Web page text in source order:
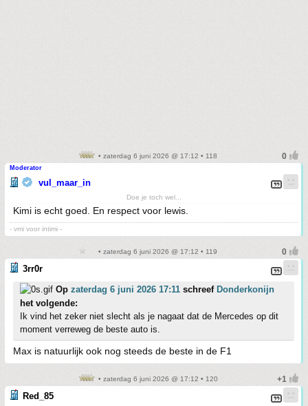
• zaterdag 6 juni 2026 @ 17:12 • 118
Moderator
vul_maar_in
Doe je toch wel...
Kimi is echt goed. En respect voor lewis.
- vmi voor intimi -
• zaterdag 6 juni 2026 @ 17:12 • 119
3rr0r
Op zaterdag 6 juni 2026 17:11 schreef Donderkonijn
het volgende:
Ik vind het zeker niet slecht als je nagaat dat de Mercedes op dit
moment verreweg de beste auto is.
Max is natuurlijk ook nog steeds de beste in de F1
• zaterdag 6 juni 2026 @ 17:12 • 120
Red_85